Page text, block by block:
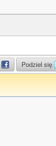
Podziel się